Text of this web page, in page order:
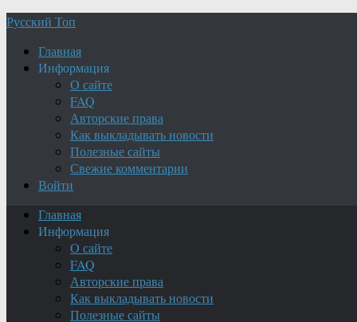
Русский Топ
Главная
Информация
О сайте
FAQ
Авторские права
Как выкладывать новости
Полезные сайты
Свежие комментарии
Войти
Главная
Информация
О сайте
FAQ
Авторские права
Как выкладывать новости
Полезные сайты